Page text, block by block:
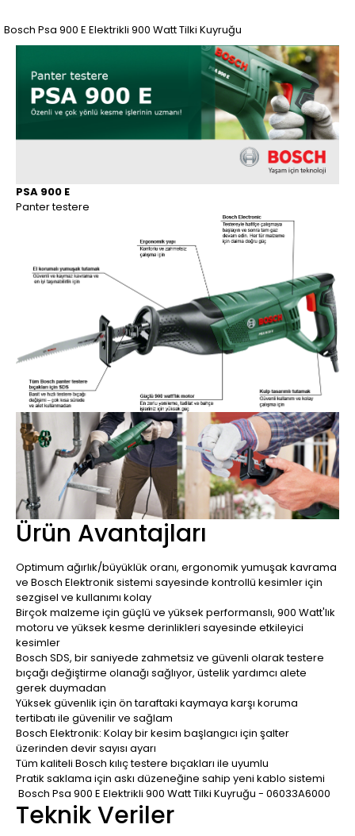
Bosch Psa 900 E Elektrikli 900 Watt Tilki Kuyruğu
PSA 900 E
Panter testere
Ürün Avantajları
Optimum ağırlık/büyüklük oranı, ergonomik yumuşak kavrama
ve Bosch Elektronik sistemi sayesinde kontrollü kesimler için
sezgisel ve kullanımı kolay
Birçok malzeme için güçlü ve yüksek performanslı, 900 Watt'lık
motoru ve yüksek kesme derinlikleri sayesinde etkileyici
kesimler
Bosch SDS, bir saniyede zahmetsiz ve güvenli olarak testere
bıçağı değiştirme olanağı sağlıyor, üstelik yardımcı alete
gerek duymadan
Yüksek güvenlik için ön taraftaki kaymaya karşı koruma
tertibatı ile güvenilir ve sağlam
Bosch Elektronik: Kolay bir kesim başlangıcı için şalter
üzerinden devir sayısı ayarı
Tüm kaliteli Bosch kılıç testere bıçakları ile uyumlu
Pratik saklama için askı düzeneğine sahip yeni kablo sistemi
Bosch Psa 900 E Elektrikli 900 Watt Tilki Kuyruğu - 06033A6000
Teknik Veriler